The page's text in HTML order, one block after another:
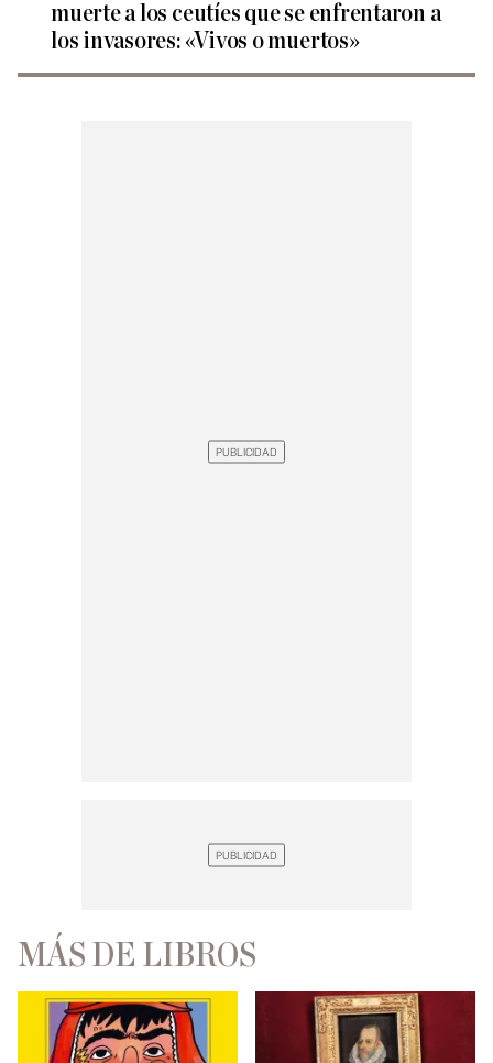
muerte a los ceutíes que se enfrentaron a
los invasores: «Vivos o muertos»
MÁS DE LIBROS